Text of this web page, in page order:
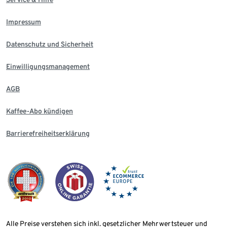
Impressum
Datenschutz und Sicherheit
Einwilligungsmanagement
AGB
Kaffee-Abo kündigen
Barrierefreiheitserklärung
Alle Preise verstehen sich inkl. gesetzlicher Mehrwertsteuer und